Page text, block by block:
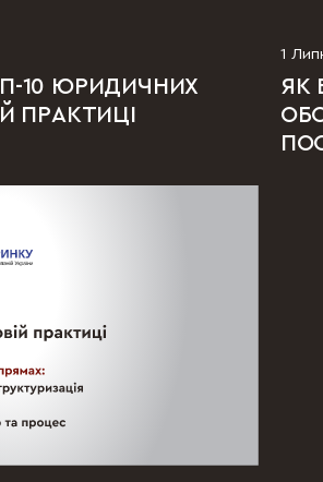
10 ЮРИДИЧНИХ
ПРАКТИЦІ
1
ЯК